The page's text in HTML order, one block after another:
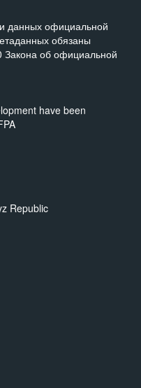
данных официальной
обязаны
Закона об официальной
have been
Republic